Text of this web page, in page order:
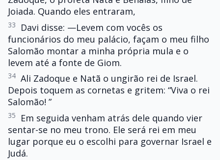
Joiada. Quando eles entraram,
33
Davi disse: —Levem com vocês os
funcionários do meu palácio, façam o meu filho
Salomão montar a minha própria mula e o
levem até a fonte de Giom.
34 Ali Zadoque e Natã o ungirão rei de Israel.
Depois toquem as cornetas e gritem: “Viva o rei
Salomão! ”
35
Em seguida venham atrás dele quando vier
sentar-se no meu trono. Ele será rei em meu
lugar porque eu o escolhi para governar Israel e
Judá.